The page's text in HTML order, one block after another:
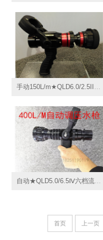
自动★QLD5.0/6.5Ⅳ六档流量定位控制400L/Min,自动调压消防水枪,QLD6.0/7IV,导流式直流喷雾水枪
首页 上一页